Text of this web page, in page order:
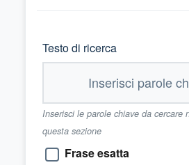
Testo di ricerca
Inserisci le parole chiave da cercare
questa sezione
Frase esatta